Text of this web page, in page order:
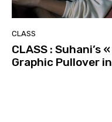
CLASS
CLASS : Suhani’s
Graphic Pullover